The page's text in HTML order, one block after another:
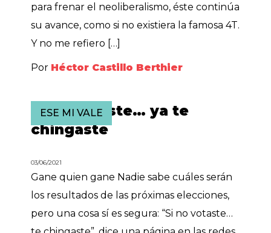
para frenar el neoliberalismo, éste continúa
su avance, como si no existiera la famosa 4T.
Y no me refiero […]
Por Héctor Castillo Berthier
ESE MI VALE
Si no votaste… ya te
chingaste
03/06/2021
Gane quien gane Nadie sabe cuáles serán
los resultados de las próximas elecciones,
pero una cosa sí es segura: “Si no votaste…